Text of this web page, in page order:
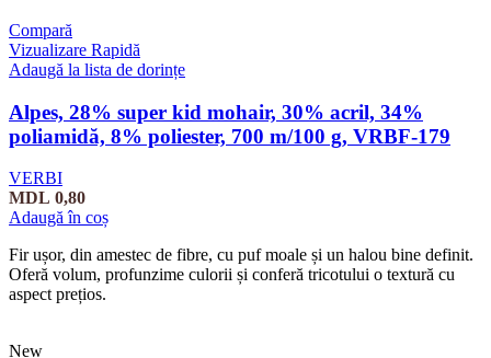
Compară
Vizualizare Rapidă
Adaugă la lista de dorințe
Alpes, 28% super kid mohair, 30% acril, 34%
poliamidă, 8% poliester, 700 m/100 g, VRBF-179
VERBI
MDL 0,80
Adaugă în coș
Fir ușor, din amestec de fibre, cu puf moale și un halou bine definit.
Oferă volum, profunzime culorii și conferă tricotului o textură cu
aspect prețios.
New